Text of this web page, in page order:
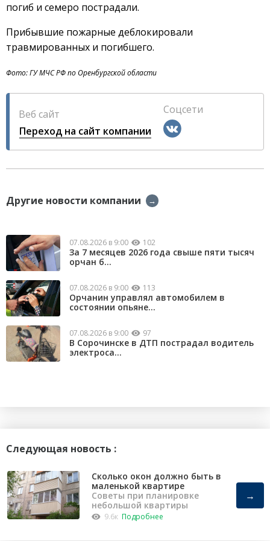
погиб и семеро пострадали.
Прибывшие пожарные деблокировали
травмированных и погибшего.
Фото: ГУ МЧС РФ по Оренбургской области
Веб сайт
Переход на сайт компании
Соцсети
Другие новости компании →
07.08.2026 в 9:00 102
За 7 месяцев 2026 года свыше пяти тысяч
орчан б...
07.08.2026 в 9:00 113
Орчанин управлял автомобилем в
состоянии опьяне...
07.08.2026 в 9:00 97
В Сорочинске в ДТП пострадал водитель
электроса...
Следующая новость :
Сколько окон должно быть в
маленькой квартире
Советы при планировке
небольшой квартиры
9.6к Подробнее
→